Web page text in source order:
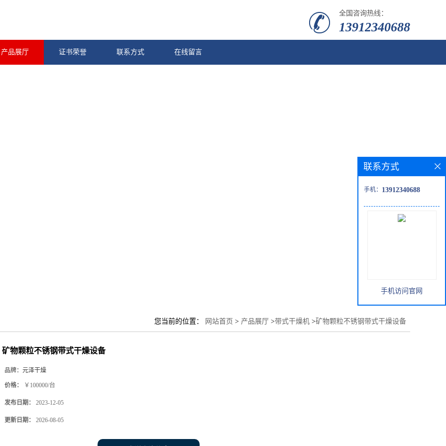
全国咨询热线：
13912340688
产品展厅 证书荣誉 联系方式 在线留言
您当前的位置： 网站首页 > 产品展厅 >带式干燥机 >矿物颗粒不锈钢带式干燥设备
矿物颗粒不锈钢带式干燥设备
品牌： 元泽干燥
价格： ￥100000/台
发布日期： 2023-12-05
更新日期： 2026-08-05
联系方式
手机： 13912340688
手机访问官网